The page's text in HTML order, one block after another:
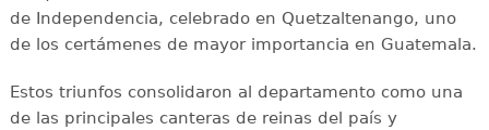
de Independencia, celebrado en Quetzaltenango, uno
de los certámenes de mayor importancia en Guatemala.
Estos triunfos consolidaron al departamento como una
de las principales canteras de reinas del país y